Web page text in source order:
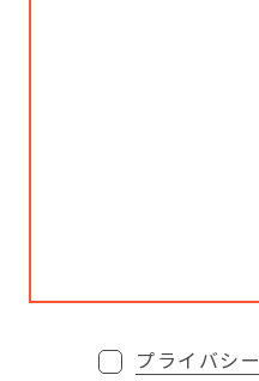
プライバシ